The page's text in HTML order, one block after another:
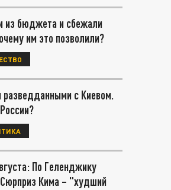
из бюджета и сбежали
им это позволили?
с Киевом.
По Геленджику
Кима – "худший